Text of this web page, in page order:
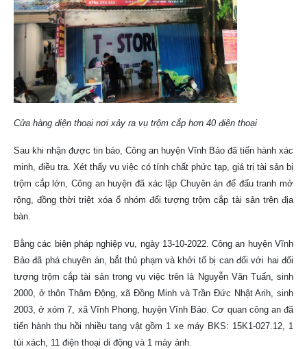
Cửa hàng điện thoại nơi xảy ra vụ trộm cắp hơn 40 điện thoại
Sau khi nhận được tin báo, Công an huyện Vĩnh Bảo đã tiến hành xác
minh, điều tra. Xét thấy vụ việc có tính chất phức tạp, giá trị tài sản bị
trộm cắp lớn, Công an huyện đã xác lập Chuyên án để đấu tranh mở
rộng, đồng thời triệt xóa ổ nhóm đối tượng trộm cắp tài sản trên địa
bàn.
Bằng các biện pháp nghiệp vụ, ngày 13-10-2022. Công an huyện Vĩnh
Bảo đã phá chuyên án, bắt thủ phạm và khởi tố bị can đối với hai đối
tượng trộm cắp tài sản trong vụ việc trên là Nguyễn Văn Tuấn, sinh
2000, ở thôn Thâm Động, xã Đồng Minh và Trần Đức Nhật Arih, sinh
2003, ở xóm 7, xã Vĩnh Phong, huyện Vĩnh Bảo. Cơ quan công an đã
tiến hành thu hồi nhiều tang vật gồm 1 xe máy BKS: 15K1-027.12, 1
túi xách, 11 điện thoại di động và 1 máy ảnh.